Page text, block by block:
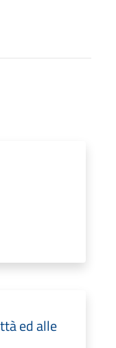
ed alle